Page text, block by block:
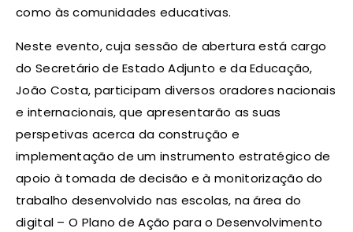
como às comunidades educativas.
Neste evento, cuja sessão de abertura está cargo
do Secretário de Estado Adjunto e da Educação,
João Costa, participam diversos oradores nacionais
e internacionais, que apresentarão as suas
perspetivas acerca da construção e
implementação de um instrumento estratégico de
apoio à tomada de decisão e à monitorização do
trabalho desenvolvido nas escolas, na área do
digital – O Plano de Ação para o Desenvolvimento